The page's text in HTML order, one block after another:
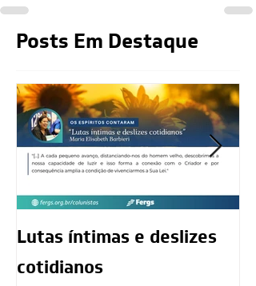
Posts Em Destaque
Lutas íntimas e deslizes
cotidianos